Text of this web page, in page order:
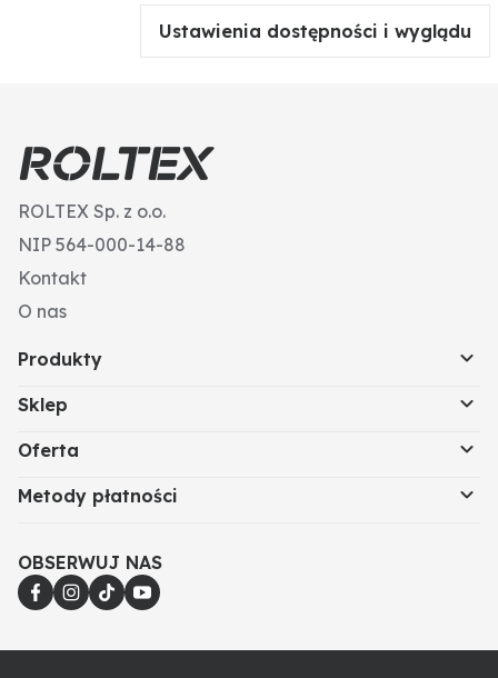
Ustawienia dostępności i wyglądu
ROLTEX Sp. z o.o.
NIP 564-000-14-88
Kontakt
O nas
Produkty
Sklep
Oferta
Metody płatności
OBSERWUJ NAS